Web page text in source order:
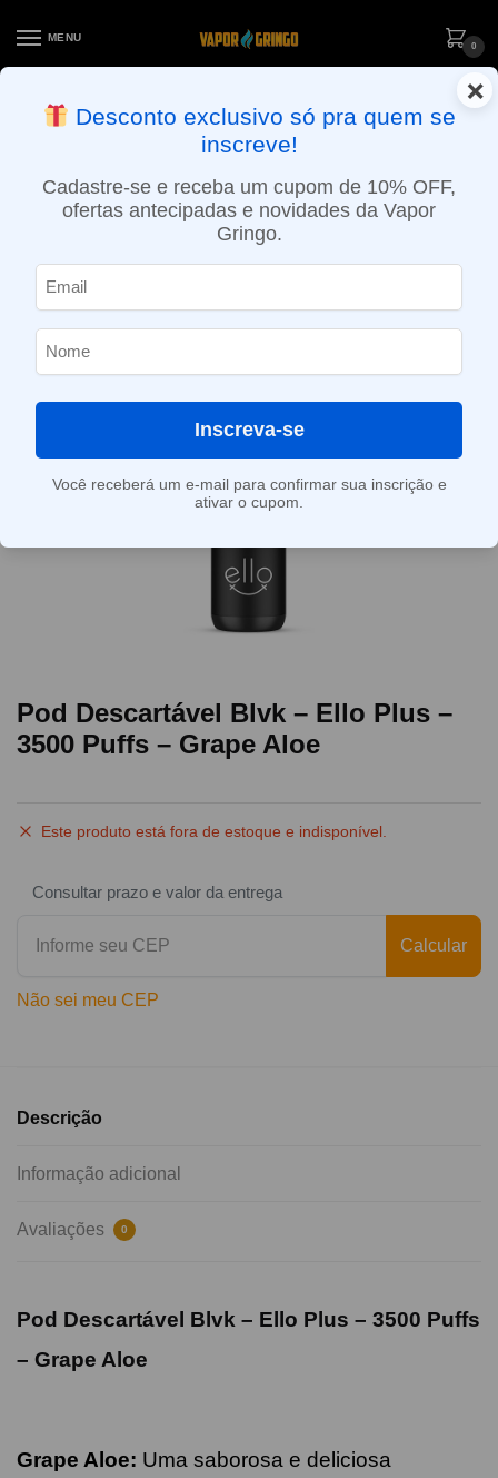
MENU
0
ENTREGA NO MESMO DIA EM SÃO PAULO (SEG A SEX): PEDIDOS
APROVADOS ATÉ 15:30 VIA MOTOBOY
Pod Descartável Blvk – Ello Plus –
3500 Puffs – Grape Aloe
Este produto está fora de estoque e indisponível.
Consultar prazo e valor da entrega
Calcular
Não sei meu CEP
Descrição
Informação adicional
Avaliações 0
Pod Descartável Blvk – Ello Plus – 3500 Puffs
– Grape Aloe
Grape Aloe: Uma saborosa e deliciosa
×
Desconto exclusivo só pra quem se
inscreve!
Cadastre-se e receba um cupom de 10% OFF,
ofertas antecipadas e novidades da Vapor
Gringo.
Inscreva-se
Você receberá um e-mail para confirmar sua inscrição e
ativar o cupom.